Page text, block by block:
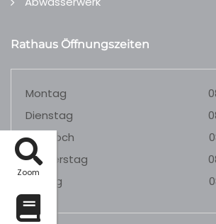
Zoom
Rathaus Öffnungszeiten
Montag
Dienstag
Mittwoch
Donnerstag
Freitag